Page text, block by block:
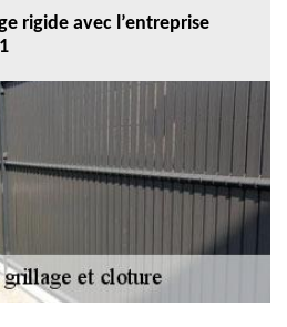
rigide avec l’entreprise